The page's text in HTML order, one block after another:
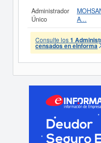
Administrador
Único
A...
Consulte los1
censados en eInforma